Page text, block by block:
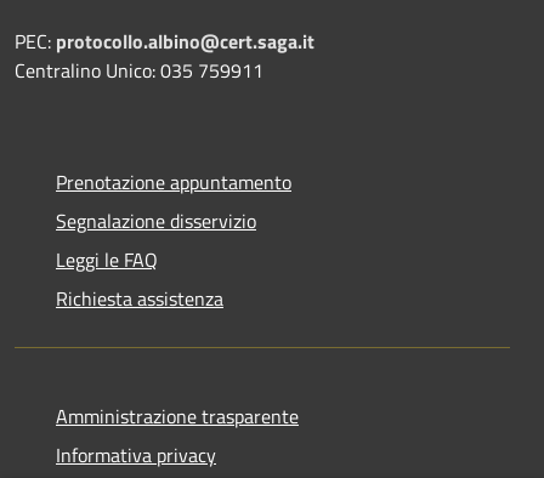
PEC: protocollo.albino@cert.saga.it
Centralino Unico: 035 759911
Prenotazione appuntamento
Segnalazione disservizio
Leggi le FAQ
Richiesta assistenza
Amministrazione trasparente
Informativa privacy